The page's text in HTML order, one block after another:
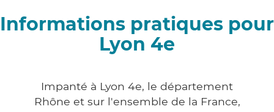
Informations pratiques pour
Lyon 4e
Impanté à Lyon 4e, le département
Rhône et sur l'ensemble de la France,